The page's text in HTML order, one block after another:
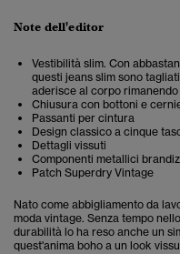
Note dell'editor
Vestibilità slim. Con
questi jeans slim sono
aderisce al corpo
Chiusura con bottoni e
Passanti per cintura
Design classico a cinque
Dettagli vissuti
Componenti metallici
Patch Superdry Vintage
Nato come abbigliamento da
moda vintage. Senza tempo
durabilità lo ha reso anche un
quest'anima boho a un look